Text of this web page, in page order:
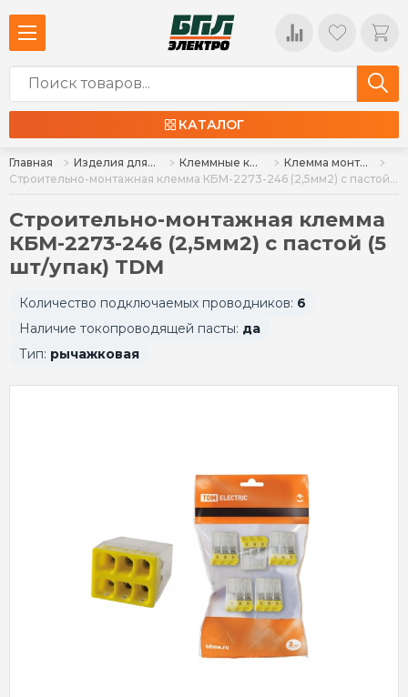
КАТАЛОГ
Главная Изделия для монтажа Клеммные колодки, клеммы, сжимы ответвительные (орехи)
Клемма монтажная и рычажковая
Строительно-монтажная клемма КБМ-2273-246 (2,5мм2) с пастой (5 шт/упак) TDM
Строительно-монтажная клемма
КБМ-2273-246 (2,5мм2) с пастой (5
шт/упак) TDM
Количество подключаемых проводников: 6
Наличие токопроводящей пасты: да
Тип: рычажковая